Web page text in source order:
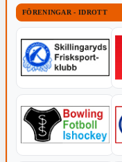
FÖRENINGAR - IDROTT